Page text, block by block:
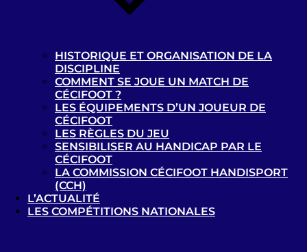
HISTORIQUE ET ORGANISATION DE LA
DISCIPLINE
COMMENT SE JOUE UN MATCH DE
CÉCIFOOT ?
LES ÉQUIPEMENTS D’UN JOUEUR DE
CÉCIFOOT
LES RÈGLES DU JEU
SENSIBILISER AU HANDICAP PAR LE
CÉCIFOOT
LA COMMISSION CÉCIFOOT HANDISPORT
(CCH)
L’ACTUALITÉ
LES COMPÉTITIONS NATIONALES
Clermont-Ferrand – B1
FC Nantes Cécifoot – B1 vs
Bondy Cécifoot Club – B1
Recherche
Recherche